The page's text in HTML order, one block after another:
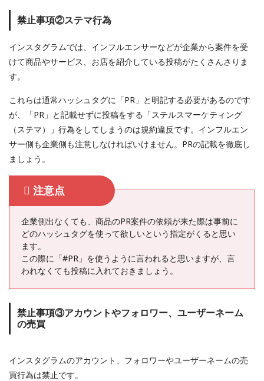
禁止事項②ステマ行為
インスタグラムでは、インフルエンサーなどが企業から案件を受
けて商品やサービス、お店を紹介している投稿がたくさんさりま
す。
これらは通常ハッシュタグに「PR」と明記する必要があるのです
が、「PR」と記載せずに投稿をする「ステルスマーケティング
（ステマ）」行為をしてしまうのは規約違反です。インフルエン
サー側も企業側も注意しなければいけません。PRの記載を徹底し
ましょう。
注意点
企業側出なくても、商品のPR案件の依頼が来た際は事前に
どのハッシュタグを使って欲しいという指定がくると思い
ます。
この際に「#PR」を使うように言われると思いますが、言
われなくても投稿に入れておきましょう。
禁止事項③アカウントやフォロワー、ユーザーネーム
の売買
インスタグラムのアカウント、フォロワーやユーザーネームの売
買行為は禁止です。